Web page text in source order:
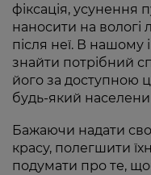
фіксація, усунення
наносити на
після неї. В нашому
знайти потрібний
його за доступною
будь-який
Бажаючи надати
красу, полегшити
подумати про те,